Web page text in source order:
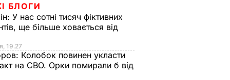
БЛОГИ
У нас сотні тисяч фіктивних
ще більше ховається від
19.27
Колобок повинен укласти
на СВО. Орки помирали б від